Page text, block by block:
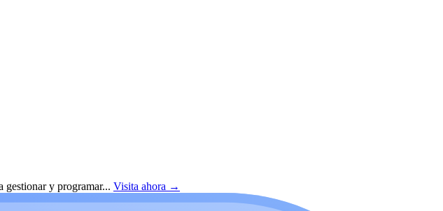
gestionar y programar... Visita ahora →